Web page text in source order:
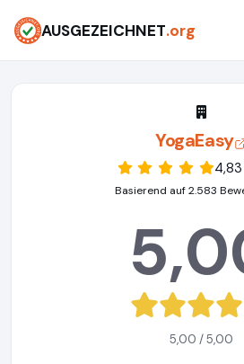
AUSGEZEICHNET.org
YogaEasy
Basierend auf 2.583
5,00 / 5,00